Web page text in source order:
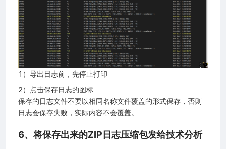
1）导出日志前，先停止打印
2）点击保存日志的图标
保存的日志文件不要以相同名称文件覆盖的形式保存，否则
日志会保存失败，实际内容不会覆盖。
6、将保存出来的ZIP日志压缩包发给技术分析